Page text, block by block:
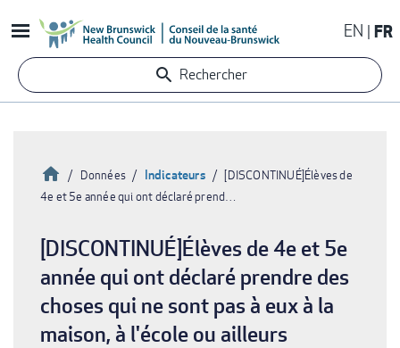
au
contenu
principal
EN FR
Rechercher
d'Ariane
Accueil
Données Indicateurs
[DISCONTINUÉ]Élèves de
4e et 5e année qui ont déclaré prend…
[DISCONTINUÉ]Élèves de 4e et 5e
année qui ont déclaré prendre des
choses qui ne sont pas à eux à la
maison, à l'école ou ailleurs